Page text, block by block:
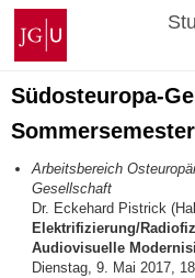
Zum
Inhalt
springen
Johannes
Gutenberg-
Universität
Mainz
Südosteuropa-
Arbeitsbereich
Gesellschaft
Dr. Eckehard Pistrick
Elektrifizierung/
Audiovisuelle
Dienstag, 9. Mai 2017,